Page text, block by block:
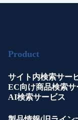
Product
サイト内検索サー
EC向け商品検索サ
AI検索サービス